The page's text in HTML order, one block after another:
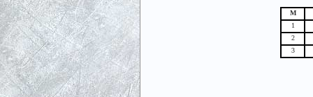
М
1
2
3